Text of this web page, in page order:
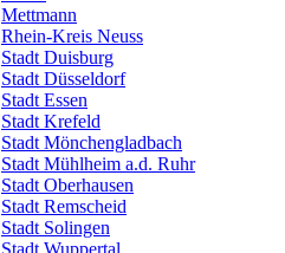
Mettmann
Rhein-Kreis Neuss
Stadt Duisburg
Stadt Düsseldorf
Stadt Essen
Stadt Krefeld
Stadt Mönchengladbach
Stadt Mühlheim a.d. Ruhr
Stadt Oberhausen
Stadt Remscheid
Stadt Solingen
Stadt Wuppertal